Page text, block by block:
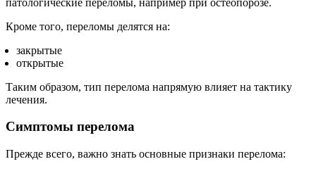
Кроме того, переломы делятся на:
закрытые
открытые
Таким образом, тип перелома напрямую влияет на тактику
лечения.
Симптомы перелома
Прежде всего, важно знать основные признаки перелома: